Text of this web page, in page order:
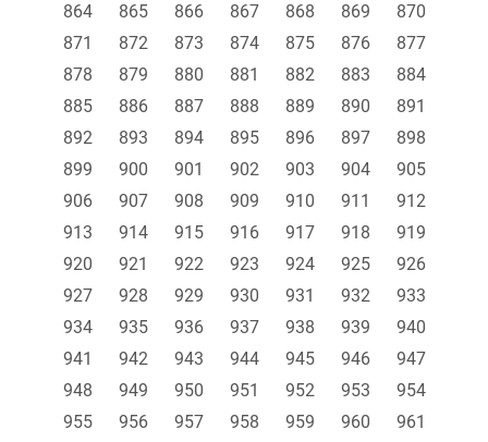
864
865 866 867 868 869
870
871
872 873 874 875 876
877
878
879 880 881 882 883
884
885
886 887 888 889 890
891
892
893 894 895 896 897
898
899
900 901 902 903 904
905
906
907 908 909 910 911
912
913
914 915 916 917 918
919
920
921 922 923 924 925
926
927
928 929 930 931 932
933
934
935 936 937 938 939
940
941
942 943 944 945 946
947
948
949 950 951 952 953
954
955
956 957 958 959 960
961